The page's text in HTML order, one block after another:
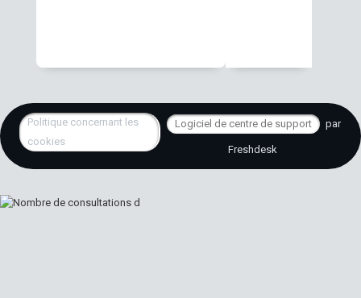
Politique concernant les
cookies
Logiciel de centre de support par
Freshdesk